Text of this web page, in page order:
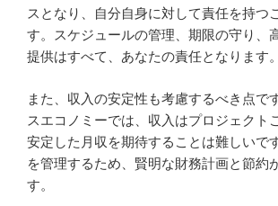
スとなり、自分自身に対して責任を持つ
す。スケジュールの管理、期限の守り、
提供はすべて、あなたの責任となります。
また、収入の安定性も考慮するべき点で
スエコノミーでは、収入はプロジェクト
安定した月収を期待することは難しいで
を管理するため、賢明な財務計画と節約
す。